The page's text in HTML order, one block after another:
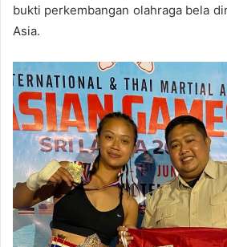
bukti perkembangan olahraga bela
Asia.